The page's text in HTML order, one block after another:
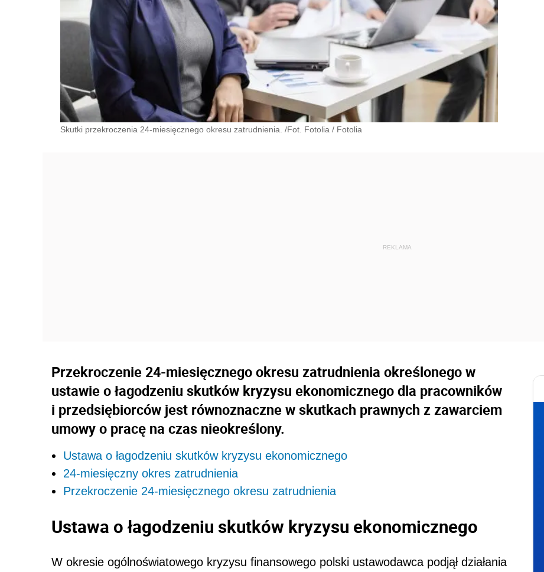
Skutki przekroczenia 24-miesięcznego okresu zatrudnienia. /Fot. Fotolia / Fotolia
Przekroczenie 24-miesięcznego okresu zatrudnienia określonego w
ustawie o łagodzeniu skutków kryzysu ekonomicznego dla pracowników
i przedsiębiorców jest równoznaczne w skutkach prawnych z zawarciem
umowy o pracę na czas nieokreślony.
Ustawa o łagodzeniu skutków kryzysu ekonomicznego
24-miesięczny okres zatrudnienia
Przekroczenie 24-miesięcznego okresu zatrudnienia
Ustawa o łagodzeniu skutków kryzysu ekonomicznego
W okresie ogólnoświatowego kryzysu finansowego polski ustawodawca podjął działania